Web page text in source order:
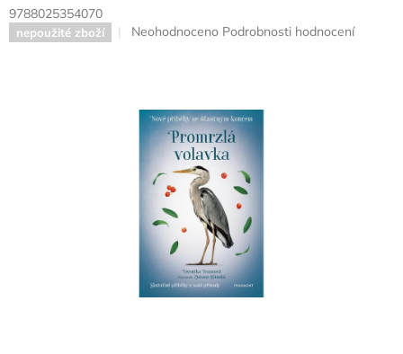
9788025354070
nepoužité zboží
Průměrné
hvězdiček.
Neohodnoceno Podrobnosti hodnocení